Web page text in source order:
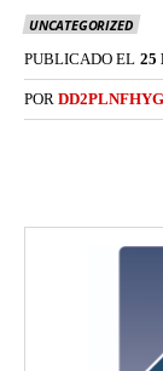
UNCATEGORIZED
PUBLICADO EL 25
POR DD2PLNFHYG